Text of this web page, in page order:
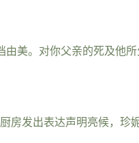
美。对你父亲的死及他所
发出表达声明亮候，珍